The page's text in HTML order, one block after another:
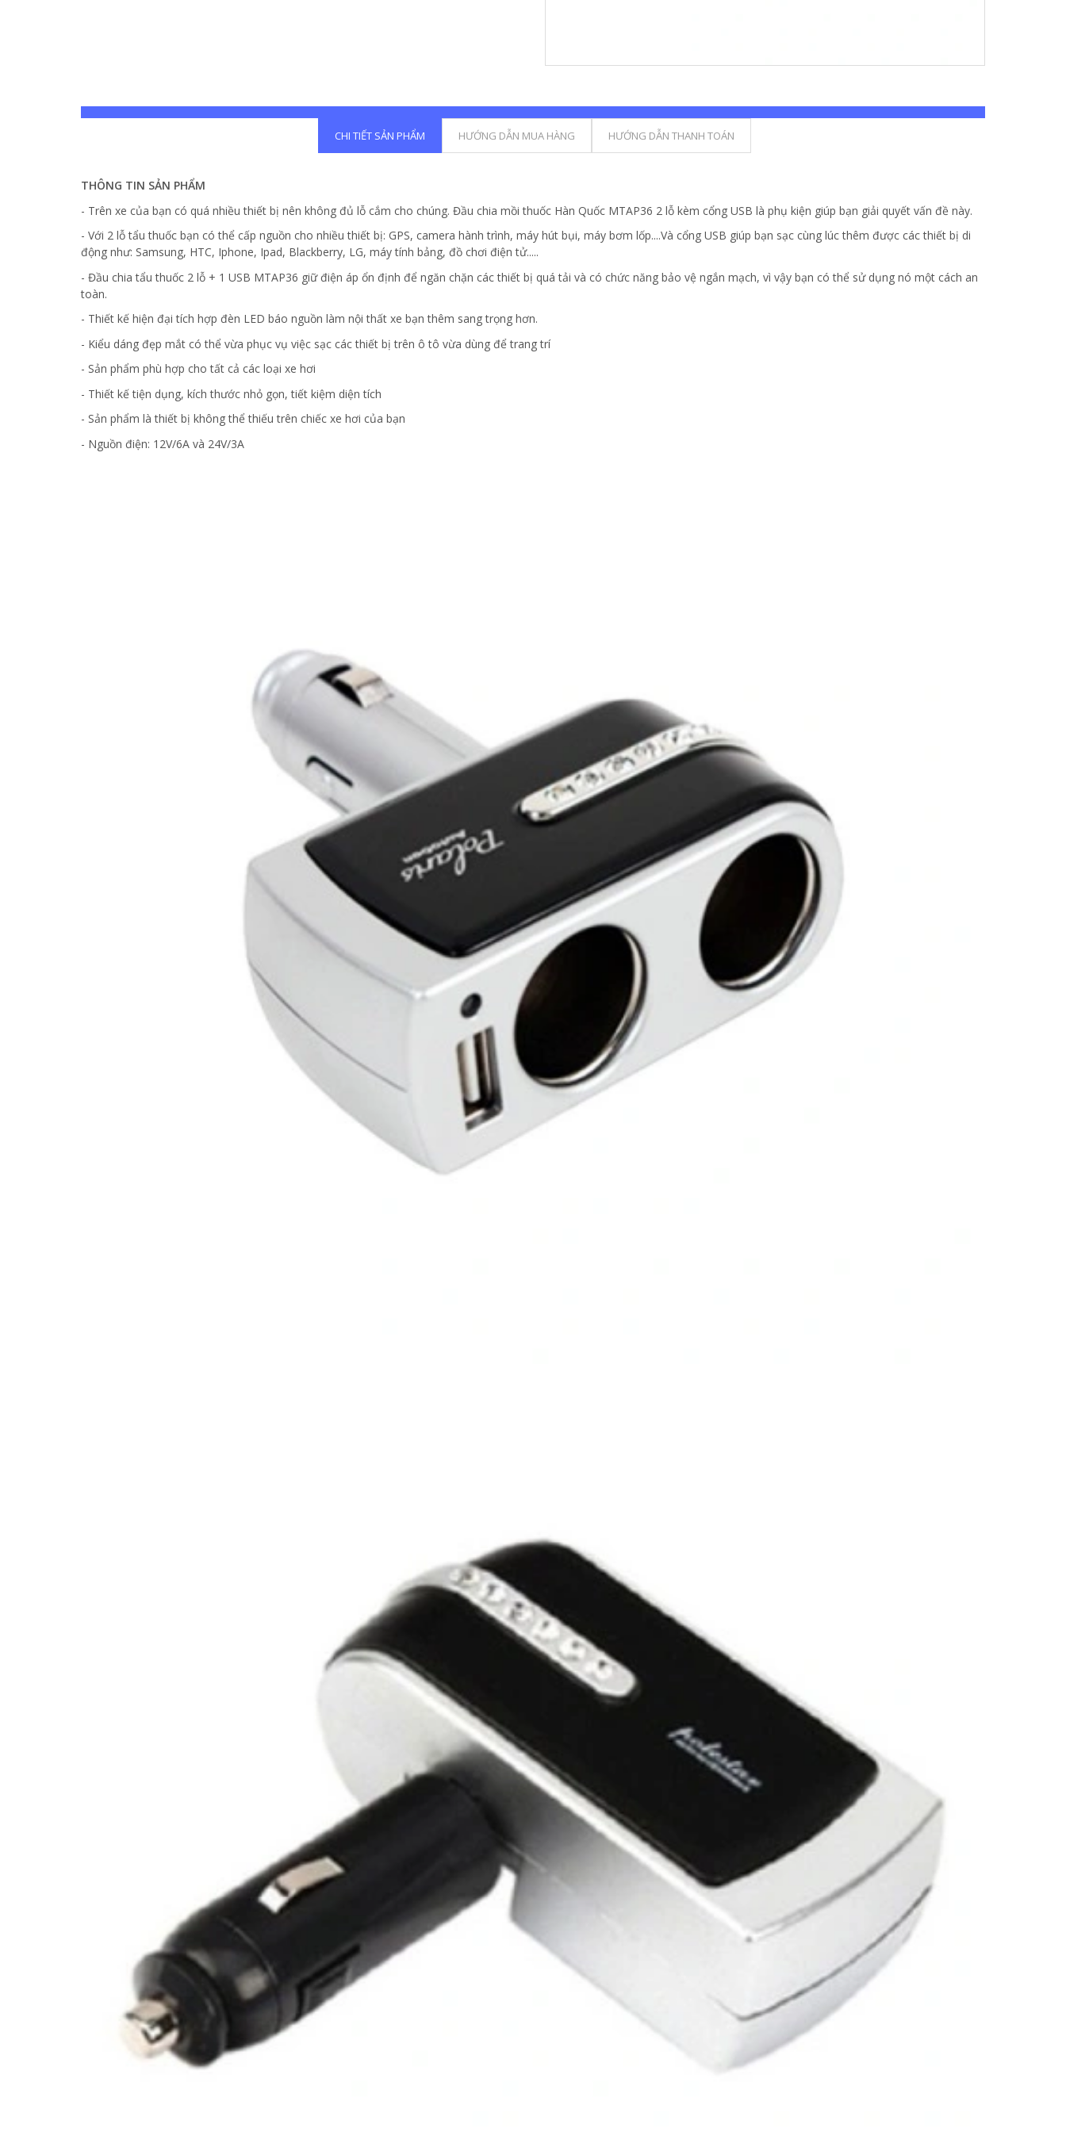
CHI TIẾT SẢN PHẨM HƯỚNG DẪN MUA HÀNG HƯỚNG DẪN THANH TOÁN
THÔNG TIN SẢN PHẨM
- Trên xe của bạn có quá nhiều thiết bị nên không đủ lỗ cắm cho chúng. Đầu chia mồi thuốc Hàn Quốc MTAP36 2 lỗ kèm cổng USB là phụ kiện giúp bạn giải quyết vấn đề này.
- Với 2 lỗ tẩu thuốc bạn có thể cấp nguồn cho nhiều thiết bị: GPS, camera hành trình, máy hút bụi, máy bơm lốp....Và cổng USB giúp bạn sạc cùng lúc thêm được các thiết bị di
động như: Samsung, HTC, Iphone, Ipad, Blackberry, LG, máy tính bảng, đồ chơi điện tử.....
- Đầu chia tẩu thuốc 2 lỗ + 1 USB MTAP36 giữ điện áp ổn định để ngăn chặn các thiết bị quá tải và có chức năng bảo vệ ngắn mạch, vì vậy bạn có thể sử dụng nó một cách an
toàn.
- Thiết kế hiện đại tích hợp đèn LED báo nguồn làm nội thất xe bạn thêm sang trọng hơn.
- Kiểu dáng đẹp mắt có thể vừa phục vụ việc sạc các thiết bị trên ô tô vừa dùng để trang trí
- Sản phẩm phù hợp cho tất cả các loại xe hơi
- Thiết kế tiện dụng, kích thước nhỏ gọn, tiết kiệm diện tích
- Sản phẩm là thiết bị không thể thiếu trên chiếc xe hơi của bạn
- Nguồn điện: 12V/6A và 24V/3A